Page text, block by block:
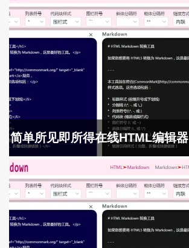
简单所见即所得在线HTML编辑器